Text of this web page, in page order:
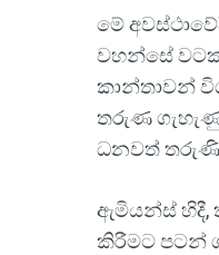
මේ
වහන්සේ
කාන්තාවන්
තරුණ
ධනවත්
ඇමියන්ස් හිදී,
කිරීමට පටන්